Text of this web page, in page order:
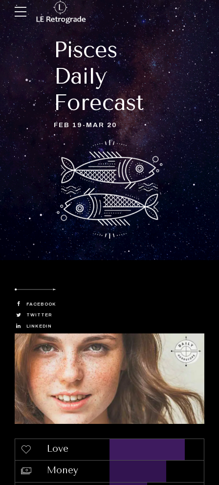
Pisces
Daily
Forecast
FEB 19-MAR 20
FACEBOOK
TWITTER
LINKEDIN
Love
Money